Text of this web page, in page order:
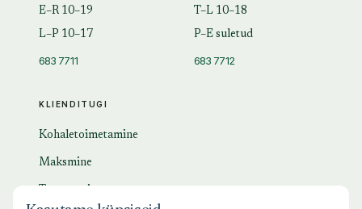
KLIENDITUGI
Kohaletoimetamine
Maksmine
E–R 10–19
L–P 10–17
683 7711
T–L 10–18
P–E suletud
683 7712